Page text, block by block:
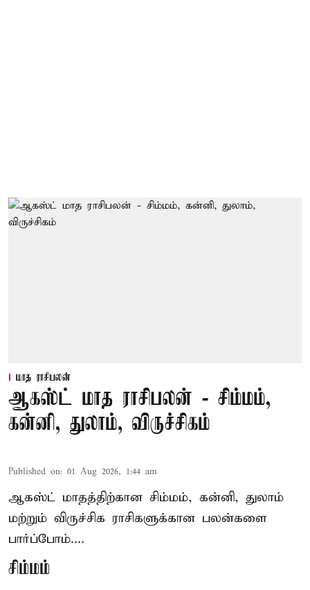
மாத ராசிபலன்
ஆகஸ்ட் மாத ராசிபலன் - சிம்மம்,
கன்னி, துலாம், விருச்சிகம்
Published on: 01 Aug 2026, 1:44 am
ஆகஸ்ட் மாதத்திற்கான சிம்மம், கன்னி, துலாம்
மற்றும் விருச்சிக ராசிகளுக்கான பலன்களை
பார்ப்போம்....
சிம்மம்